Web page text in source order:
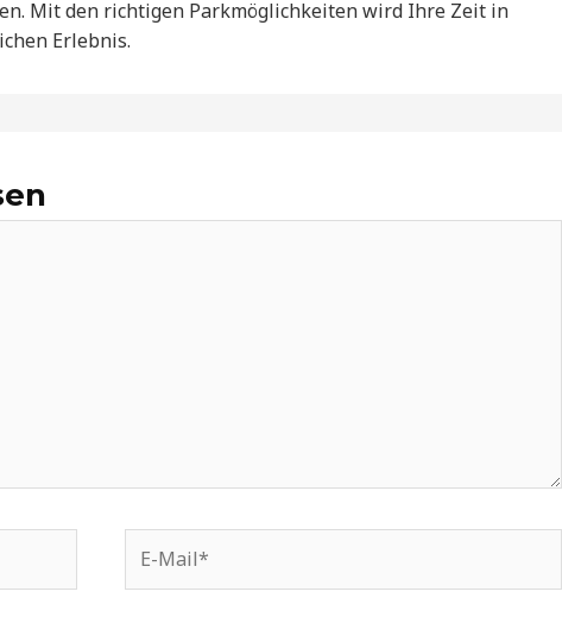
Mit den richtigen Parkmöglichkeiten wird Ihre Zeit in
Erlebnis.
Mail*